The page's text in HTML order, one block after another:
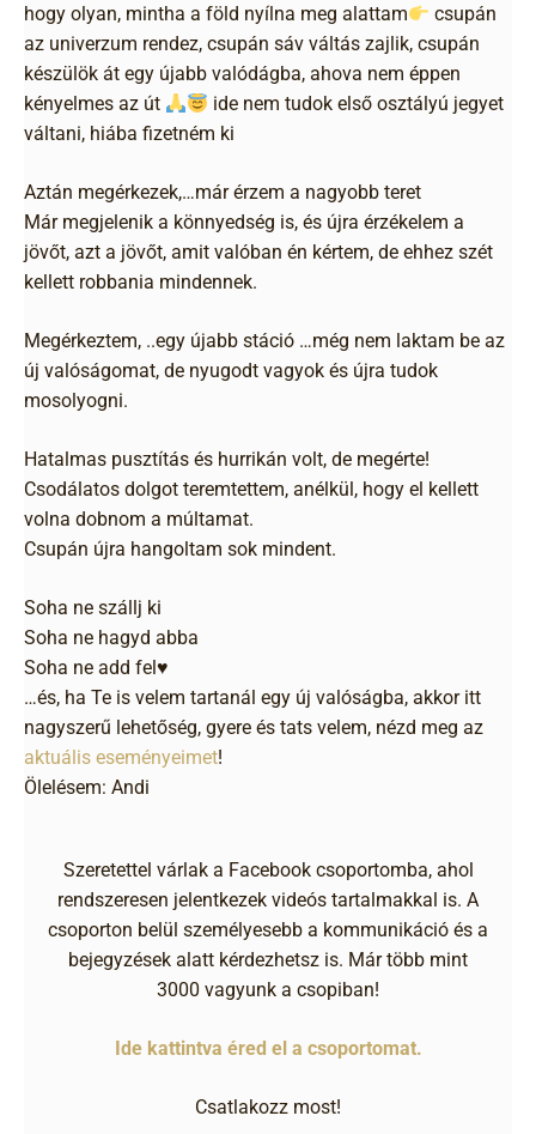
hogy olyan, mintha a föld nyílna meg alattam
csupán
az univerzum rendez, csupán sáv váltás zajlik, csupán
készülök át egy újabb valódágba, ahova nem éppen
kényelmes az út
ide nem tudok első osztályú jegyet
váltani, hiába fizetném ki
Aztán megérkezek,…már érzem a nagyobb teret
Már megjelenik a könnyedség is, és újra érzékelem a
jövőt, azt a jövőt, amit valóban én kértem, de ehhez szét
kellett robbania mindennek.
Megérkeztem, ..egy újabb stáció …még nem laktam be az
új valóságomat, de nyugodt vagyok és újra tudok
mosolyogni.
Hatalmas pusztítás és hurrikán volt, de megérte!
Csodálatos dolgot teremtettem, anélkül, hogy el kellett
volna dobnom a múltamat.
Csupán újra hangoltam sok mindent.
Soha ne szállj ki
Soha ne hagyd abba
Soha ne add fel♥️
…és, ha Te is velem tartanál egy új valóságba, akkor itt
nagyszerű lehetőség, gyere és tats velem, nézd meg az
aktuális eseményeimet!
Ölelésem: Andi
Szeretettel várlak a Facebook csoportomba, ahol
rendszeresen jelentkezek videós tartalmakkal is. A
csoporton belül személyesebb a kommunikáció és a
bejegyzések alatt kérdezhetsz is. Már több mint
3000 vagyunk a csopiban!
Ide kattintva éred el a csoportomat.
Csatlakozz most!